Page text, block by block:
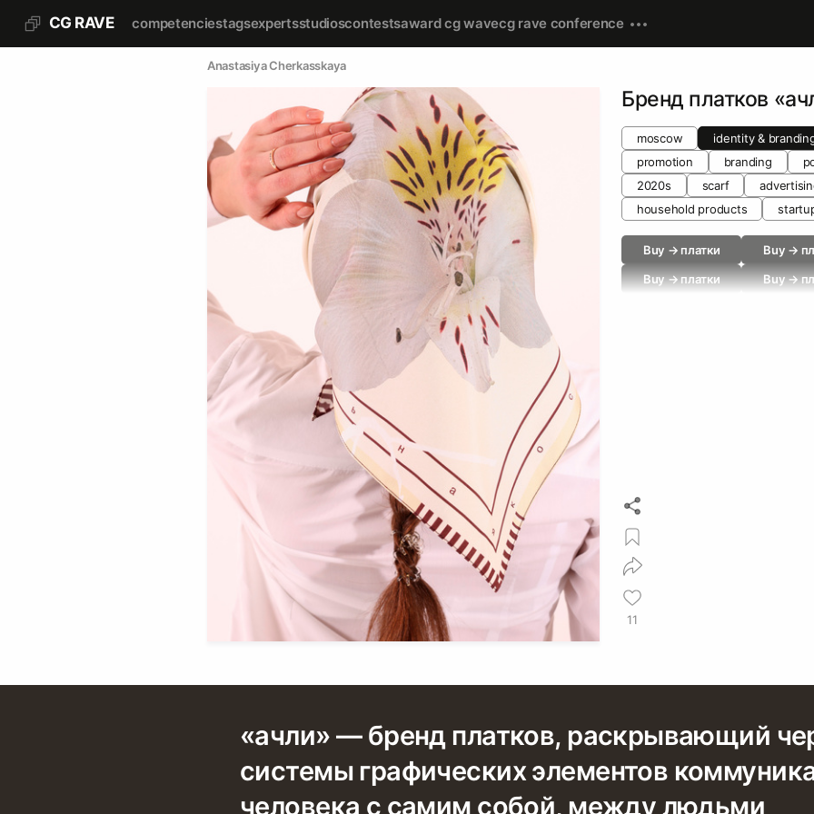
CG RAVE competenciestagsexpertsstudioscontestsaward cg wavecg rave conference
Anastasiya Cherkasskaya
Бренд платков
moscow identity &
promotion
branding
2020s
scarf
household products
Buy → платки Buy →
Buy → платки
Buy →
11
«ачли» — бренд платков, раскрывающий
системы графических элементов
человека с самим собой, между людьми